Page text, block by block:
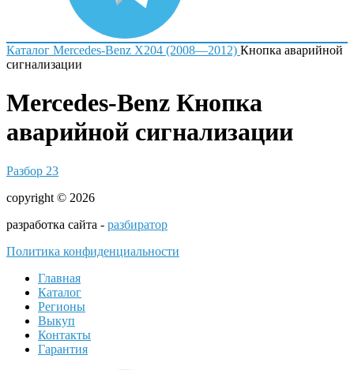
Каталог Mercedes-Benz X204 (2008—2012) Кнопка аварийной
сигнализации
Mercedes-Benz Кнопка
аварийной сигнализации
Разбор 23
copyright © 2026
разработка сайта - разбиратор
Политика конфиденциальности
Главная
Каталог
Регионы
Выкуп
Контакты
Гарантия